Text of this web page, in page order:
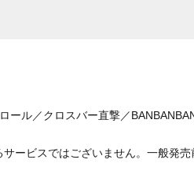
ール／クロスバー直撃／
サービスではございません。一般発